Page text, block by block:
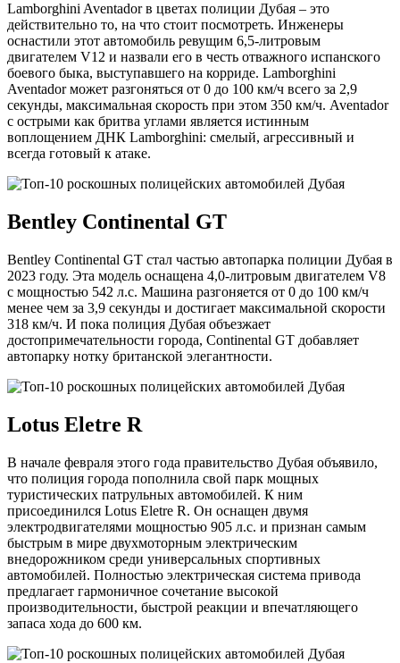
Lamborghini Aventador в цветах полиции Дубая – это
действительно то, на что стоит посмотреть. Инженеры
оснастили этот автомобиль ревущим 6,5-литровым
двигателем V12 и назвали его в честь отважного испанского
боевого быка, выступавшего на корриде. Lamborghini
Aventador может разгоняться от 0 до 100 км/ч всего за 2,9
секунды, максимальная скорость при этом 350 км/ч. Aventador
с острыми как бритва углами является истинным
воплощением ДНК Lamborghini: смелый, агрессивный и
всегда готовый к атаке.
Bentley Continental GT
Bentley Continental GT стал частью автопарка полиции Дубая в
2023 году. Эта модель оснащена 4,0-литровым двигателем V8
с мощностью 542 л.с. Машина разгоняется от 0 до 100 км/ч
менее чем за 3,9 секунды и достигает максимальной скорости
318 км/ч. И пока полиция Дубая объезжает
достопримечательности города, Continental GT добавляет
автопарку нотку британской элегантности.
Lotus Eletre R
В начале февраля этого года правительство Дубая объявило,
что полиция города пополнила свой парк мощных
туристических патрульных автомобилей. К ним
присоединился Lotus Eletre R. Он оснащен двумя
электродвигателями мощностью 905 л.с. и признан самым
быстрым в мире двухмоторным электрическим
внедорожником среди универсальных спортивных
автомобилей. Полностью электрическая система привода
предлагает гармоничное сочетание высокой
производительности, быстрой реакции и впечатляющего
запаса хода до 600 км.